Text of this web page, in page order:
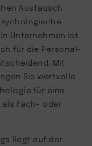
Austausch
Unternehmen ist
für die Personal-
Mit
Sie wertvolle
für eine
Fach- oder
liegt auf der